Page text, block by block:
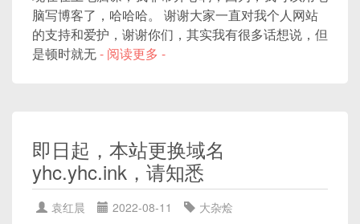
脑写博客了，哈哈哈。 谢谢大家一直对我个人网站
的支持和爱护，谢谢你们，其实我有很多话想说，但
是顿时就无- 阅读更多 -
即日起，本站更换域名
yhc.yhc.ink，请知悉
袁红晨 2022-08-11 大杂烩